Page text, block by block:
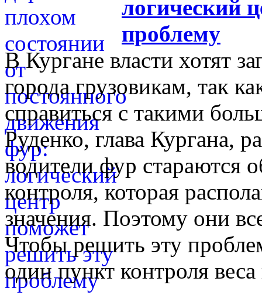
логический
проблему
В Кургане власти хотят
города грузовикам, так
справиться с такими
Руденко, глава Кургана,
водители фур стараются
контроля, которая
значения. Поэтому они
Чтобы решить эту
один пункт контроля